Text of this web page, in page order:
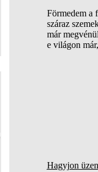
Förmedem a
száraz
már
e világon
Hagyjon